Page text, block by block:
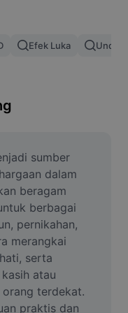
Efek Luka Unduh
sumber
dalam
beragam
berbagai
pernikahan,
merangkai
serta
atau
terdekat.
praktis dan